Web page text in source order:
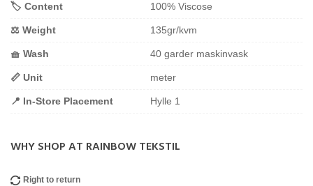
🏷️ Content 100% Viscose
⚖️ Weight 135gr/kvm
🧺 Wash 40 garder maskinvask
📏 Unit meter
📍 In-Store Placement Hylle 1
WHY SHOP AT RAINBOW TEKSTIL
Right to return